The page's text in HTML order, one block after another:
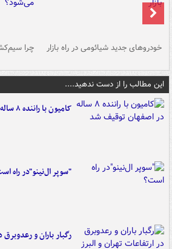
خودروهای جدید شیائومی در راه بازار چرا
این مطالب را از دست ندهید....
کامیون با راننده ۸ ساله در اصفهان توقیف شد
"سوپر ال‌نینو"در راه
رگبار باران و رعدوبرق